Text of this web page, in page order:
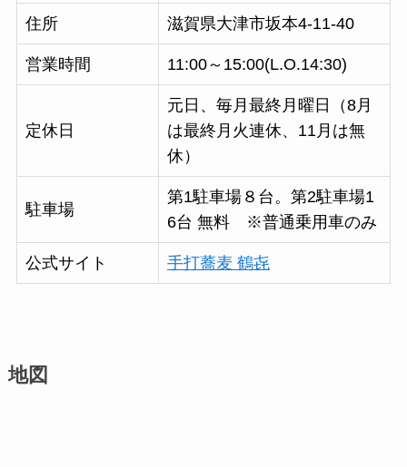
住所 滋賀県大津市坂本4-11-40
営業時間 11:00～15:00(L.O.14:30)
定休日
元日、毎月最終月曜日（8月
は最終月火連休、11月は無
休）
駐車場
第1駐車場８台。第2駐車場1
6台 無料 ※普通乗用車のみ
公式サイト 手打蕎麦 鶴㐂
地図